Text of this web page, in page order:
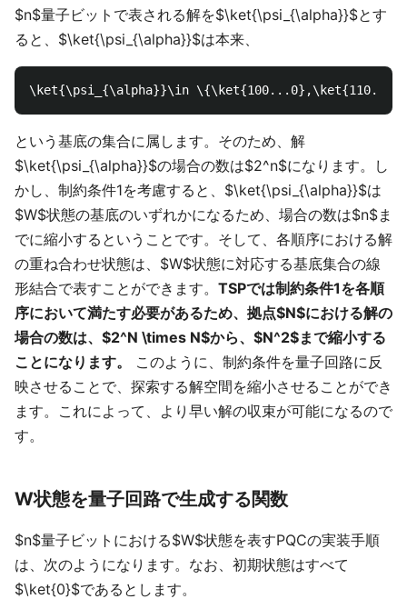
$n$量子ビットで表される解を$\ket{\psi_{\alpha}}$とす
ると、$\ket{\psi_{\alpha}}$は本来、
という基底の集合に属します。そのため、解
$\ket{\psi_{\alpha}}$の場合の数は$2^n$になります。し
かし、制約条件1を考慮すると、$\ket{\psi_{\alpha}}$は
$W$状態の基底のいずれかになるため、場合の数は$n$ま
でに縮小するということです。そして、各順序における解
の重ね合わせ状態は、$W$状態に対応する基底集合の線
形結合で表すことができます。 TSPでは制約条件1を各順
序において満たす必要があるため、拠点$N$における解の
場合の数は、$2^N \times N$から、$N^2$まで縮小する
ことになります。
このように、制約条件を量子回路に反
映させることで、探索する解空間を縮小させることができ
ます。これによって、より早い解の収束が可能になるので
す。
W状態を量子回路で生成する関数
$n$量子ビットにおける$W$状態を表すPQCの実装手順
は、次のようになります。なお、初期状態はすべて
$\ket{0}$であるとします。